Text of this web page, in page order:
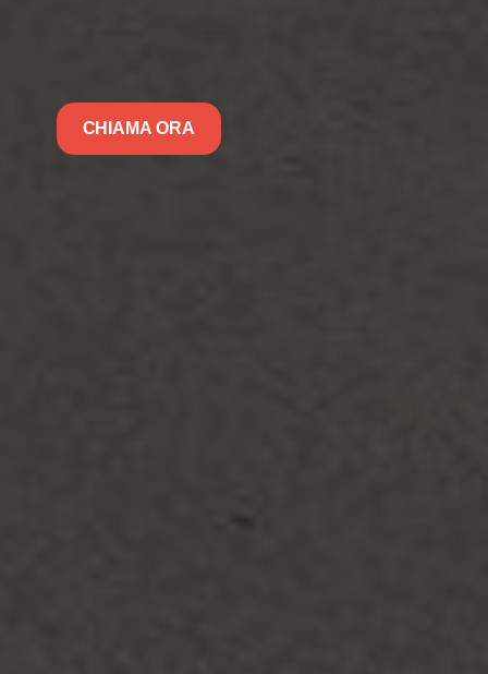
CHIAMA ORA